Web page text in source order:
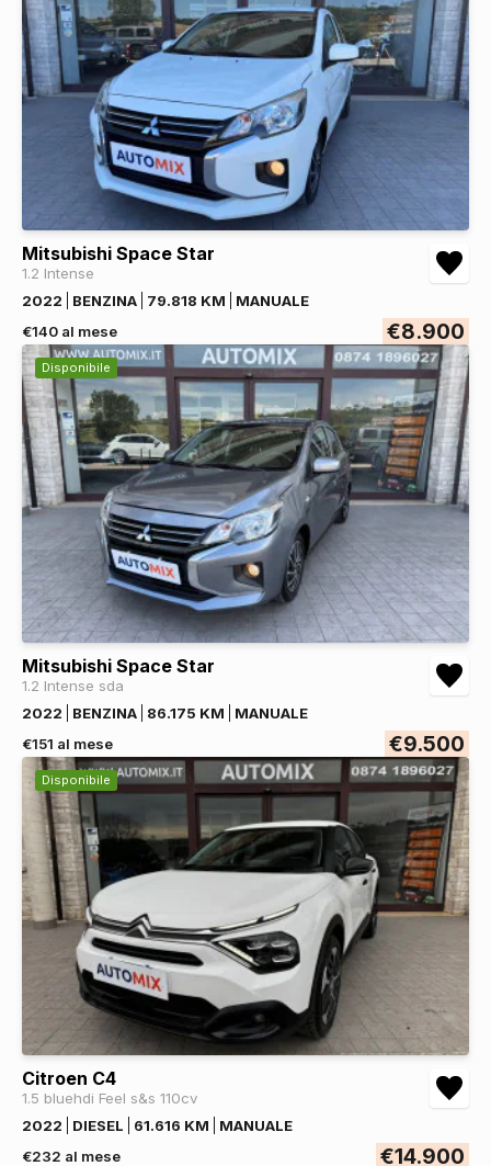
Mitsubishi Space Star
1.2 Intense
2022
BENZINA 79.818 KM
MANUALE
€140 al mese
€8.900
Disponibile
Mitsubishi Space Star
1.2 Intense sda
2022
BENZINA 86.175 KM
MANUALE
€151 al mese
€9.500
Disponibile
Citroen C4
1.5 bluehdi Feel s&s 110cv
2022
DIESEL 61.616 KM
MANUALE
€232 al mese
€14.900